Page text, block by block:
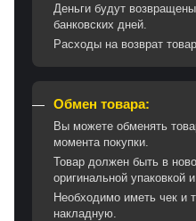
Деньги будут
банковских дней.
Расходы на возврат
Обмен товара:
Вы можете обменять
момента покупки.
Товар должен быть в
оригинальной упаковкой
Необходимо иметь чек и
накладную.